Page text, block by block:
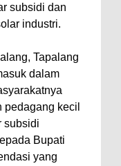
subsidi dan
industri.
Tapalang
dalam
kecil
subsidi
Bupati
yang